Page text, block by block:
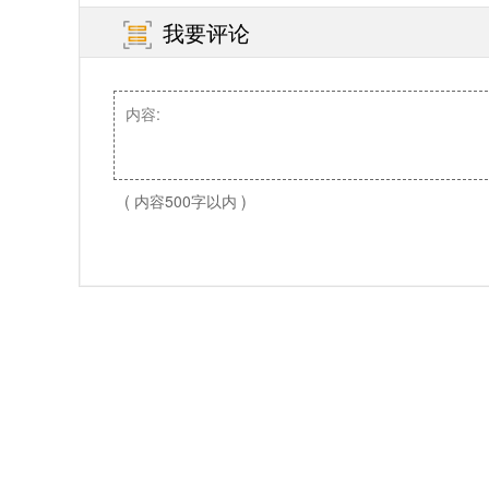
我要评论
( 内容500字以内 )